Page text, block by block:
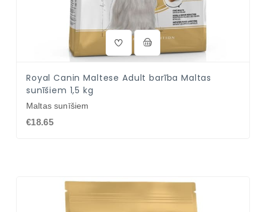
Royal Canin Maltese Adult barība Maltas
sunīšiem 1,5 kg
Maltas sunīšiem
€18.65